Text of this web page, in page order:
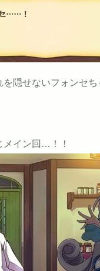
隠せないフォンセち
メイン回…！！